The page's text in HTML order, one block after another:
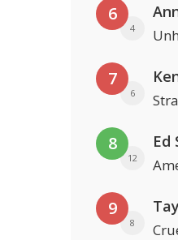
6
4
7
6
8
12
Ed
9
8